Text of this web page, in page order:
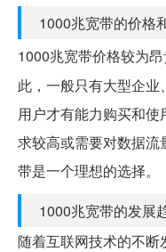
1000兆宽带的价格
1000兆宽带价格较为
此，一般只有大型企
用户才有能力购买和
求较高或需要对数据
带是一个理想的选择。
1000兆宽带的发展
随着互联网技术的不